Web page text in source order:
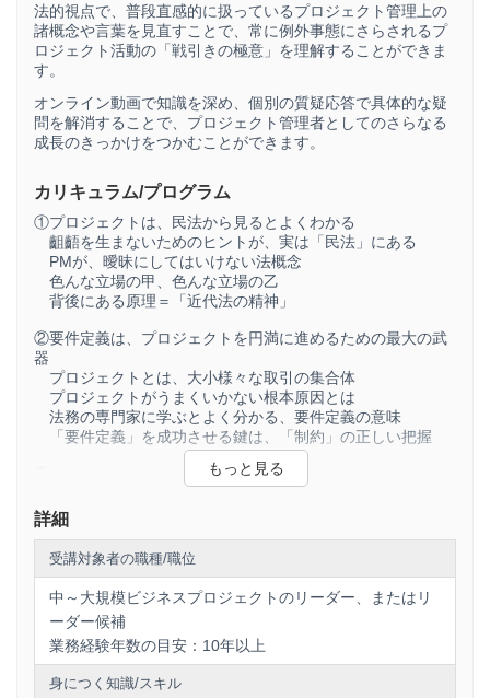
法的視点で、普段直感的に扱っているプロジェクト管理上の
諸概念や言葉を見直すことで、常に例外事態にさらされるプ
ロジェクト活動の「戦引きの極意」を理解することができま
す。
オンライン動画で知識を深め、個別の質疑応答で具体的な疑
問を解消することで、プロジェクト管理者としてのさらなる
成長のきっかけをつかむことができます。
カリキュラム/プログラム
①プロジェクトは、民法から見るとよくわかる
齟齬を生まないためのヒントが、実は「民法」にある
PMが、曖昧にしてはいけない法概念
色んな立場の甲、色んな立場の乙
背後にある原理＝「近代法の精神」
②要件定義は、プロジェクトを円満に進めるための最大の武
器
プロジェクトとは、大小様々な取引の集合体
プロジェクトがうまくいかない根本原因とは
法務の専門家に学ぶとよく分かる、要件定義の意味
「要件定義」を成功させる鍵は、「制約」の正しい把握
良い要件定義、悪い要件定義
プロジェクト状況を生き抜くための「思考の構造」
あらゆるミクロな局面に「要件定義」はある
改めて、PM能力とは
PMのプロフェッショナリズムは、日常動作に表れる
詳細
受講対象者の職種/職位
中～大規模ビジネスプロジェクトのリーダー、またはリ
ーダー候補
業務経験年数の目安：10年以上
身につく知識/スキル